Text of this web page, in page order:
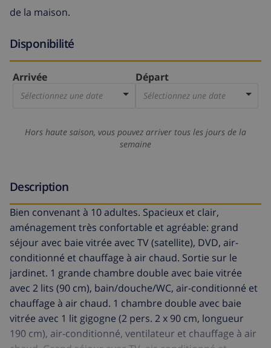
de la maison.
Disponibilité
Arrivée
Sélectionnez une date
Départ
Sélectionnez une date
Hors haute saison, vous pouvez arriver tous les jours de la
semaine
Description
Bien convenant à 10 adultes. Spacieux et clair,
aménagement très confortable et agréable: grand
séjour avec baie vitrée avec TV (satellite), DVD, air-
conditionné et chauffage à air chaud. Sortie sur le
jardinet. 1 grande chambre double avec baie vitrée
avec 2 lits (90 cm), bain/douche/WC, air-conditionné et
chauffage à air chaud. 1 chambre double avec baie
vitrée avec 1 lit gigogne (2 pers. 2 x 90 cm, longueur
190 cm), air-conditionné, ventilateur et chauffage à air